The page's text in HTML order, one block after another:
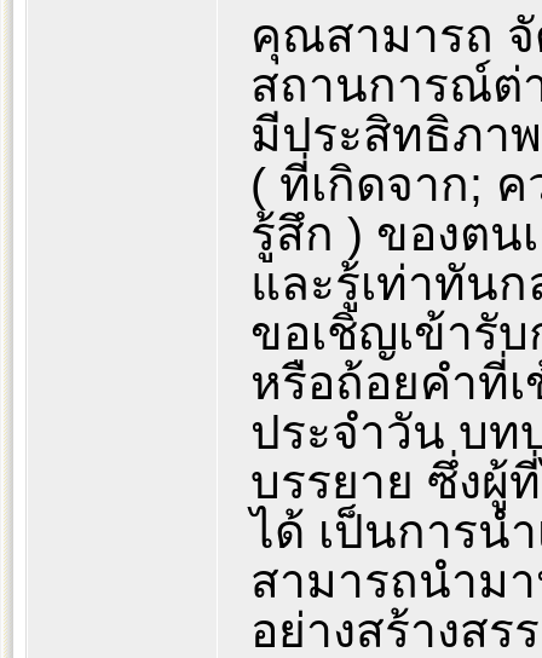
คุณสามารถ
สถานการณ์ต่
มีประสิทธิภา
( ที่เกิดจาก;
รู้สึก ) ของตน
และรู้เท่าทัน
ขอเชิญเข้ารั
หรือถ้อยคำที่เ
ประจำวัน บท
บรรยาย ซึ่งผู้
ได้ เป็นการน
สามารถนำม
อย่างสร้างส